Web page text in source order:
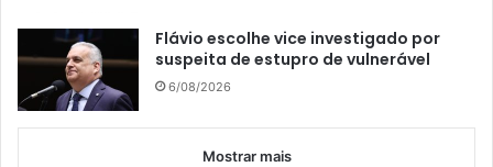
Flávio escolhe vice investigado por
suspeita de estupro de vulnerável
6/08/2026
Mostrar mais